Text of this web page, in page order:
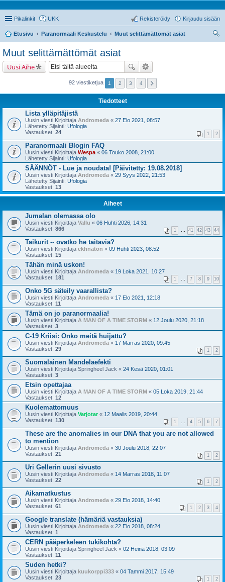
Pikalinkit UKK Kirjaudu sisään
Rekisteröidy
Etusivu Paranormaali Keskustelu
Muut selittämättömät asiat
Muut selittämättömät asiat
Uusi Aihe
92 viestiketjua 1 2 3 4
Tiedotteet
Lista ylläpitäjistä
Uusin viesti Kirjoittaja Andromeda « 27 Elo 2021, 08:57
Lähetetty Sijainti: Ufologia
Vastaukset: 24 1 2
Paranormaali Blogin FAQ
Uusin viesti Kirjoittaja Wespa « 06 Touko 2008, 21:00
Lähetetty Sijainti: Ufologia
SÄÄNNÖT - Lue ja noudata! [Päivitetty: 19.08.2018]
Uusin viesti Kirjoittaja Andromeda « 29 Syys 2022, 21:53
Lähetetty Sijainti: Ufologia
Vastaukset: 13
Aiheet
Jumalan olemassa olo
Uusin viesti Kirjoittaja Vallu « 06 Huhti 2026, 14:31
Vastaukset: 866 1 … 41 42 43 44
Taikurit -- ovatko he taitavia?
Uusin viesti Kirjoittaja ekhnaton « 09 Huhti 2023, 08:52
Vastaukset: 15
Tähän minä uskon!
Uusin viesti Kirjoittaja Andromeda « 19 Loka 2021, 10:27
Vastaukset: 181 1 … 7 8 9 10
Onko 5G säteily vaarallista?
Uusin viesti Kirjoittaja Andromeda « 17 Elo 2021, 12:18
Vastaukset: 11
Tämä on jo paranormaalia!
Uusin viesti Kirjoittaja A MAN OF A TIME STORM « 12 Joulu 2020, 21:18
Vastaukset: 3
C-19 Kriisi: Onko meitä huijattu?
Uusin viesti Kirjoittaja Andromeda « 17 Marras 2020, 09:45
Vastaukset: 29 1 2
Suomalainen Mandelaefekti
Uusin viesti Kirjoittaja Springheel Jack « 24 Kesä 2020, 01:01
Vastaukset: 3
Etsin opettajaa
Uusin viesti Kirjoittaja A MAN OF A TIME STORM « 05 Loka 2019, 21:44
Vastaukset: 12
Kuolemattomuus
Uusin viesti Kirjoittaja Varjotar « 12 Maalis 2019, 20:44
Vastaukset: 130 1 … 4 5 6 7
These are the anomalies in our DNA that you are not allowed
to mention
Uusin viesti Kirjoittaja Andromeda « 30 Joulu 2018, 22:07
Vastaukset: 21 1 2
Uri Gellerin uusi sivusto
Uusin viesti Kirjoittaja Andromeda « 14 Marras 2018, 11:07
Vastaukset: 22 1 2
Aikamatkustus
Uusin viesti Kirjoittaja Andromeda « 29 Elo 2018, 14:40
Vastaukset: 61 1 2 3 4
Google translate (hämäriä vastauksia)
Uusin viesti Kirjoittaja Andromeda « 22 Elo 2018, 08:24
Vastaukset: 1
CERN pääperkeleen tukikohta?
Uusin viesti Kirjoittaja Springheel Jack « 02 Heinä 2018, 03:09
Vastaukset: 11
Suden hetki?
Uusin viesti Kirjoittaja kuukorppi333 « 04 Tammi 2017, 15:49
Vastaukset: 23 1 2